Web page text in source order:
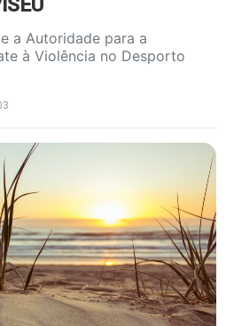
a Autoridade para a
à Violência no Desporto
wp-
05/praia-